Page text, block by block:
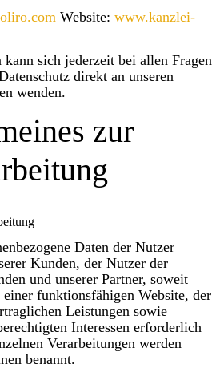
Website: www.kanzlei-
kann sich jederzeit bei allen Fragen
direkt an unseren
wenden.
zur
Daten der Nutzer
Kunden, der Nutzer der
und unserer Partner, soweit
funktionsfähigen Website, der
Leistungen sowie
Interessen erforderlich
Verarbeitungen werden
benannt.